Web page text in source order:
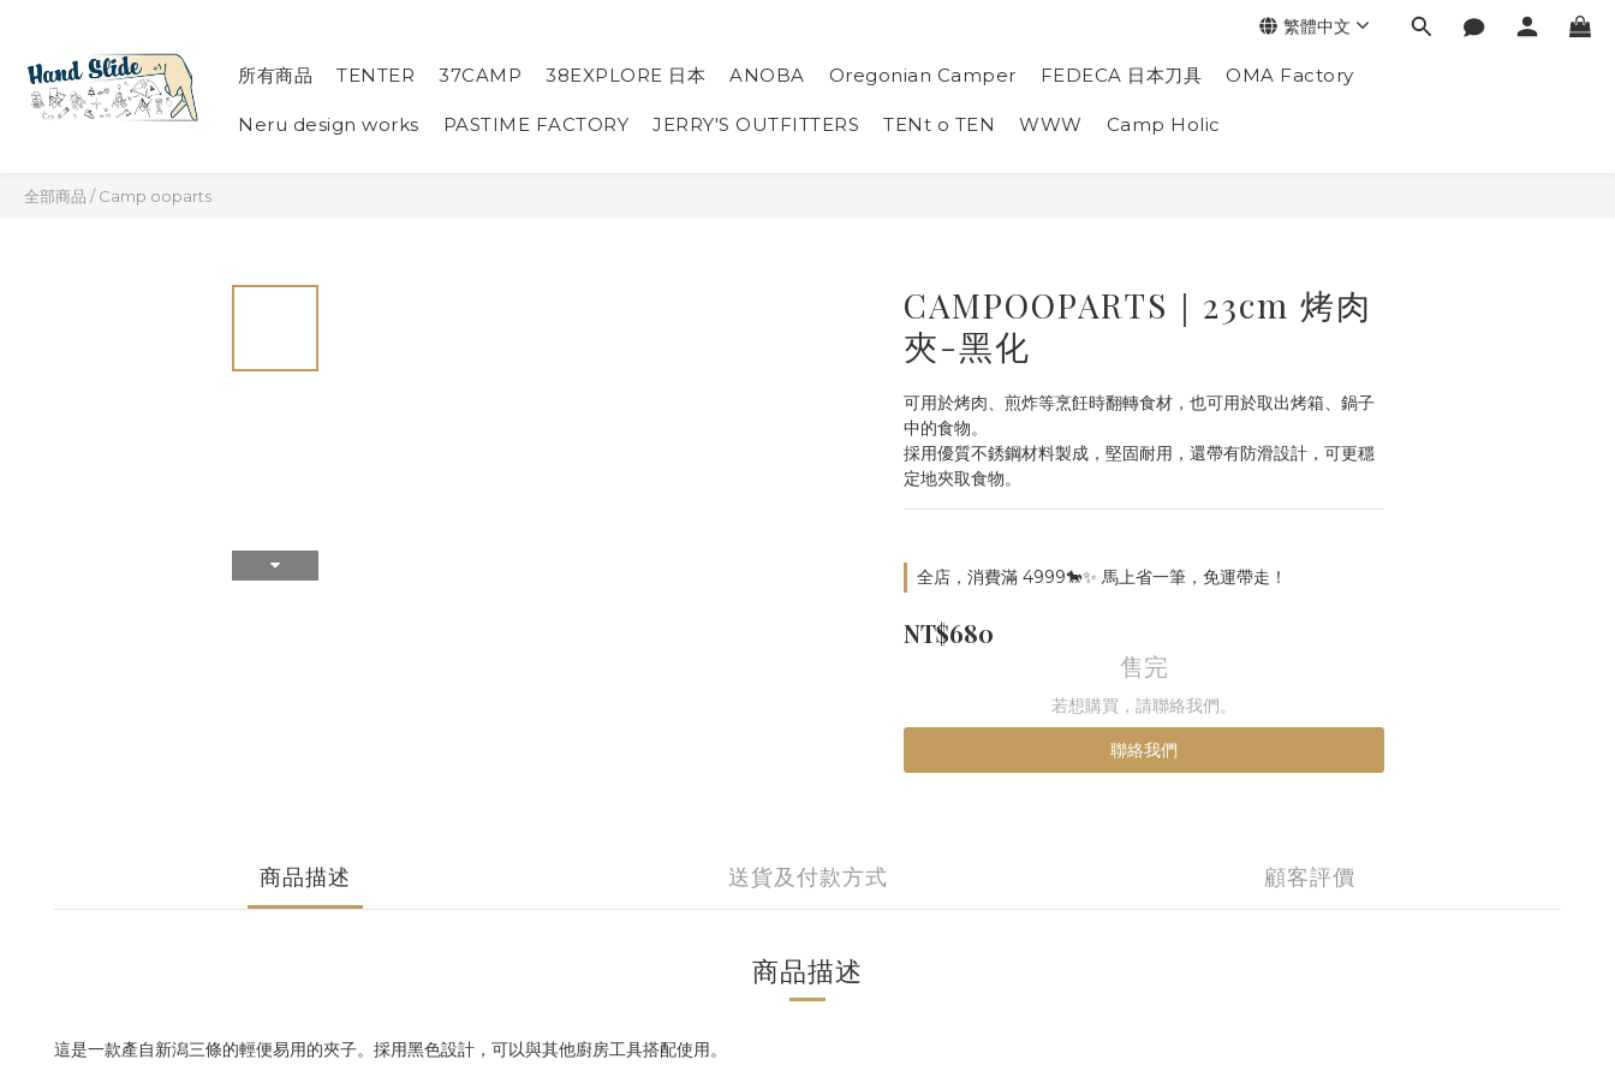
所有商品 TENTER 37CAMP 38EXPLORE 日本 ANOBA Oregonian Camper FEDECA 日本刀具 OMA Factory
Neru design works PASTIME FACTORY JERRY'S OUTFITTERS TENt o TEN WWW Camp Holic
繁體中文
全部商品 /Camp ooparts
CAMPOOPARTS｜23cm 烤肉
夾-黑化
可用於烤肉、煎炸等烹飪時翻轉食材，也可用於取出烤箱、鍋子
中的食物。
採用優質不銹鋼材料製成，堅固耐用，還帶有防滑設計，可更穩
定地夾取食物。
全店，消費滿 4999🐎✨ 馬上省一筆，免運帶走！
NT$680
售完
若想購買，請聯絡我們。
聯絡我們
商品描述 送貨及付款方式 顧客評價
商品描述
這是一款產自新潟三條的輕便易用的夾子。採用黑色設計，可以與其他廚房工具搭配使用。